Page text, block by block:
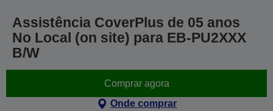
Assistência CoverPlus de 05 anos
No Local (on site) para EB-PU2XXX
B/W
Comprar agora
Onde comprar